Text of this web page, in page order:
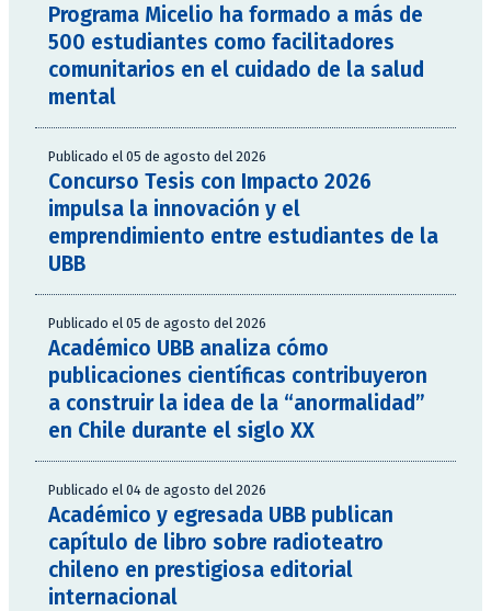
Programa Micelio ha formado a más de
500 estudiantes como facilitadores
comunitarios en el cuidado de la salud
mental
Publicado el 05 de agosto del 2026
Concurso Tesis con Impacto 2026
impulsa la innovación y el
emprendimiento entre estudiantes de la
UBB
Publicado el 05 de agosto del 2026
Académico UBB analiza cómo
publicaciones científicas contribuyeron
a construir la idea de la “anormalidad”
en Chile durante el siglo XX
Publicado el 04 de agosto del 2026
Académico y egresada UBB publican
capítulo de libro sobre radioteatro
chileno en prestigiosa editorial
internacional